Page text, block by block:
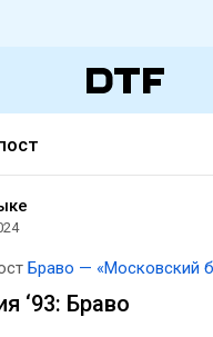
Браво — «Московский
‘93: Браво